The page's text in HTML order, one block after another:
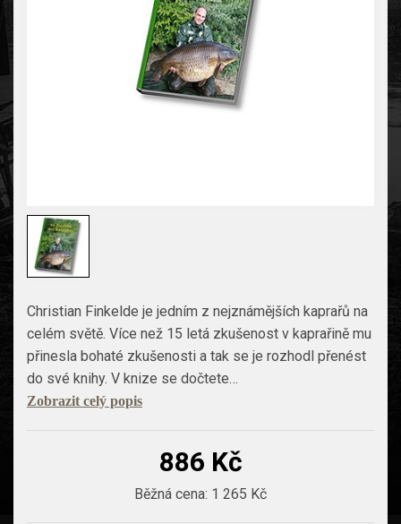
Christian Finkelde je jedním z nejznámějších kaprařů na
celém světě. Více než 15 letá zkušenost v kaprařině mu
přinesla bohaté zkušenosti a tak se je rozhodl přenést
do své knihy. V knize se dočtete…
Zobrazit celý popis
886 Kč
Běžná cena: 1 265 Kč